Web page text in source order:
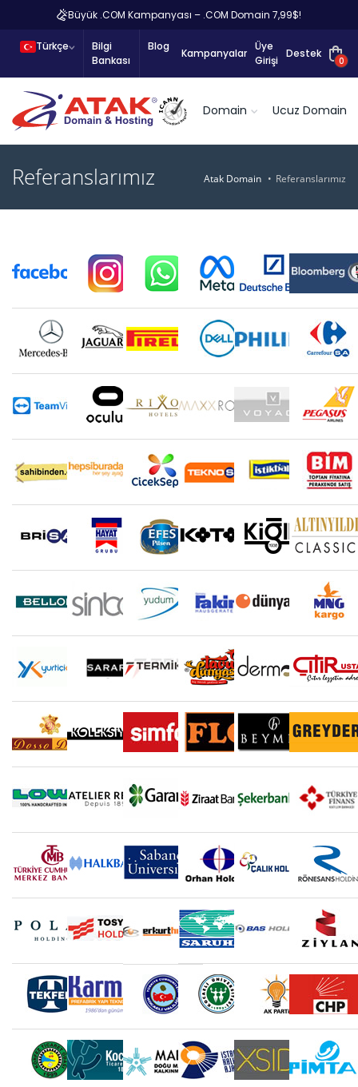
Büyük .COM Kampanyası – .COM Domain 7,99$!
Türkçe
Bilgi
Bankası
Blog
Kampanyalar
Üye
Girişi
Destek
0
Domain Ucuz Domain
Referanslarımız Atak Domain Referanslarımız